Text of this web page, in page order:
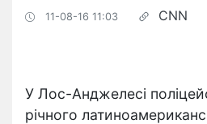
11-08-16 11:03 CNN
У Лос-Анджелесі
річного